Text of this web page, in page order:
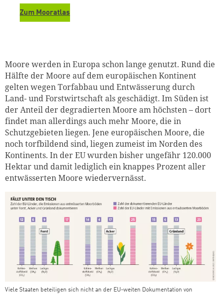
Zum Mooratlas
Moore werden in Europa schon lange genutzt. Rund die
Hälfte der Moore auf dem europäischen Kontinent
gelten wegen Torfabbau und Entwässerung durch
Land- und Forstwirtschaft als geschädigt. Im Süden ist
der Anteil der degradierten Moore am höchsten – dort
findet man allerdings auch mehr Moore, die in
Schutzgebieten liegen. Jene europäischen Moore, die
noch torfbildend sind, liegen zumeist im Norden des
Kontinents. In der EU wurden bisher ungefähr 120.000
Hektar und damit lediglich ein knappes Prozent aller
entwässerten Moore wiedervernässt.
Viele Staaten beteiligen sich nicht an der EU-weiten Dokumentation von